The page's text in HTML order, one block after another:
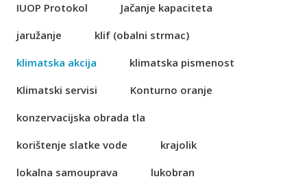
IUOP Protokol
Jačanje kapaciteta
jaružanje
klif (obalni strmac)
klimatska akcija
klimatska pismenost
Klimatski servisi
Konturno oranje
konzervacijska obrada tla
korištenje slatke vode
krajolik
lokalna samouprava
lukobran